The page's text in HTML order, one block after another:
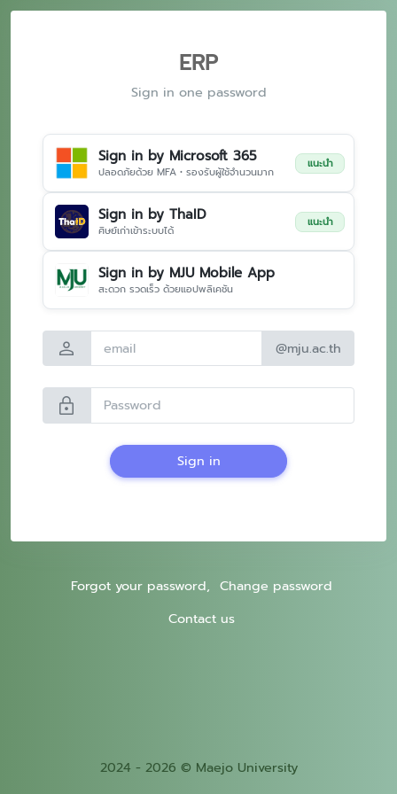
ERP
Sign in one password
Sign in by Microsoft 365
ปลอดภัยด้วย MFA • รองรับผู้ใช้จำนวนมาก
แนะนำ
Sign in by ThaID
ศิษย์เก่าเข้าระบบได้
แนะนำ
Sign in by MJU Mobile App
สะดวก รวดเร็ว ด้วยแอปพลิเคชัน
person @mju.ac.th
lock
Sign in
Forgot your password, Change password
Contact us
2024 - 2026 © Maejo University